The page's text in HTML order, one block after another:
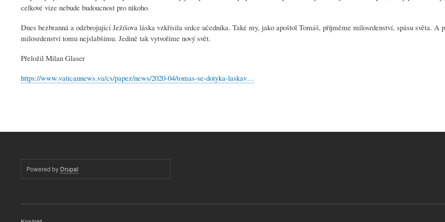
celkové vize nebude budoucnost pro nikoho.
Dnes bezbranná a odzbrojující Ježíšova láska vzkřísila srdce učedníka. Také my, jako apoštol Tomáš, přijměme milosrdenství, spásu světa. A
milosrdenství tomu nejslabšímu. Jedině tak vytvoříme nový svět.
Přeložil Milan Glaser
https://www.vaticannews.va/cs/papez/news/2020-04/tomas-se-dotyka-laskav…
Powered by Drupal
Menu